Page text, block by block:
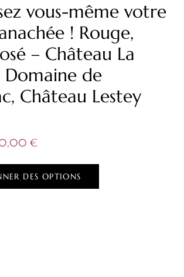
vous-même votre
! Rouge,
– Château La
Domaine de
Château Lestey
€
DES OPTIONS